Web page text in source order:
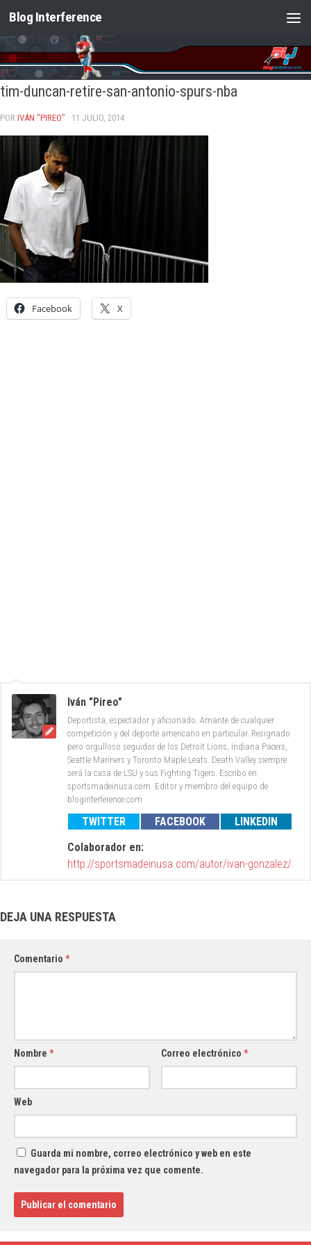
Saltar al contenido
Blog Interference
tim-duncan-retire-san-antonio-spurs-nba
POR IVÁN "PIREO" · 11 JULIO, 2014
Facebook X
Iván "Pireo"
Deportista, espectador y aficionado. Amante de cualquier
competición y del deporte americano en particular. Resignado
pero orgulloso seguidor de los Detroit Lions, Indiana Pacers,
Seattle Mariners y Toronto Maple Leafs. Death Valley siempre
será la casa de LSU y sus Fighting Tigers. Escribo en
sportsmadeinusa.com. Editor y miembro del equipo de
bloginterference.com
TWITTER FACEBOOK
LINKEDIN
Colaborador en:
http://sportsmadeinusa.com/autor/ivan-gonzalez/
DEJA UNA RESPUESTA
Comentario *
Nombre * Correo electrónico*
Web
Guarda mi nombre, correo electrónico y web en este
navegador para la próxima vez que comente.